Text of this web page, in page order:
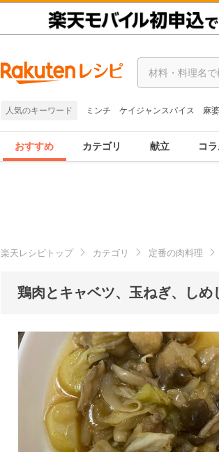
人気のキーワード ミンチ ケイジャンスパイス 麻
おすすめ カテゴリ 献立 コ
楽天レシピトップ カテゴリ 定番の肉料理
鶏肉とキャベツ、玉ねぎ、し